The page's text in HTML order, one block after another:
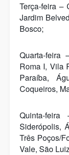
Terça-feira –
Jardim
Bosco;
Quarta-feira
Roma I, Vila
Paraíba,
Coqueiros,
Quinta-
Siderópolis,
Três Poços/
Vale, São